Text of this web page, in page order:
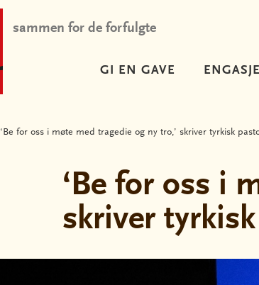
sammen for de forfulgte
GI EN GAVE
‘Be for oss i møte med tragedie og ny tro,’ skriver tyrkisk
‘Be for oss i
skriver